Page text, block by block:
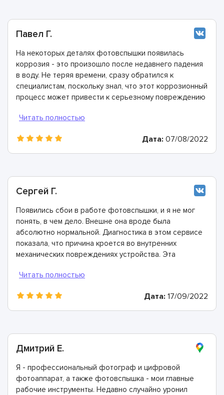
Павел Г.
На некоторых деталях фотовспышки появилась
коррозия - это произошло после недавнего падения
в воду. Не теряя времени, сразу обратился к
специалистам, поскольку знал, что этот коррозионный
процесс может привести к серьезному повреждению
все поврежденные элементы всего за два часа
Дата: 07/08/2022
Сергей Г.
Появились сбои в работе фотовспышки, и я не мог
понять, в чем дело. Внешне она вроде была
абсолютно нормальной. Диагностика в этом сервисе
показала, что причина кроется во внутренних
механических повреждениях устройства. Эта
обратился в сервис и уже вечером забрал идеально
Дата: 17/09/2022
Дмитрий Е.
Я - профессиональный фотограф и цифровой
фотоаппарат, а также фотовспышка - мои главные
рабочие инструменты. Недавно случайно уронил